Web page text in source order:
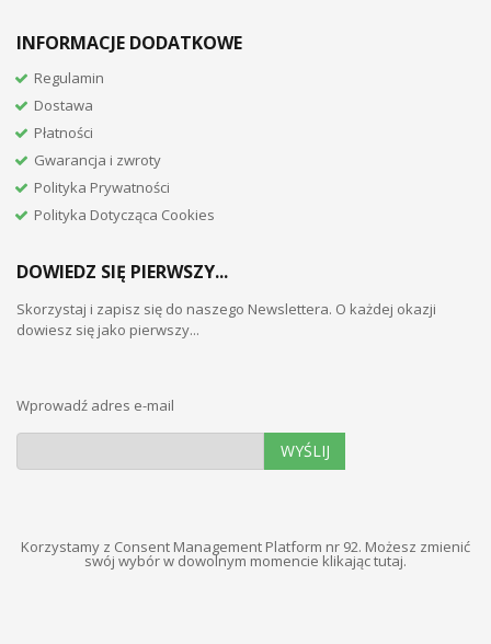
INFORMACJE DODATKOWE
Regulamin
Dostawa
Płatności
Gwarancja i zwroty
Polityka Prywatności
Polityka Dotycząca Cookies
DOWIEDZ SIĘ PIERWSZY...
Skorzystaj i zapisz się do naszego Newslettera. O każdej okazji
dowiesz się jako pierwszy...
Wprowadź adres e-mail
WYŚLIJ
Korzystamy z Consent Management Platform nr 92. Możesz zmienić
swój wybór w dowolnym momencie klikając tutaj.